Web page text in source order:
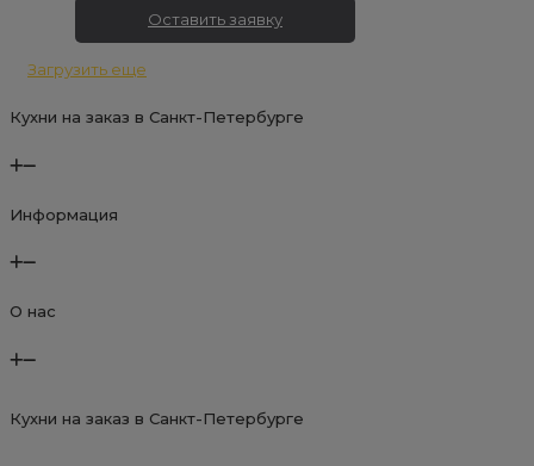
Оставить заявку
Загрузить еще
Кухни на заказ в Санкт-Петербурге
Информация
О нас
Кухни на заказ в Санкт-Петербурге